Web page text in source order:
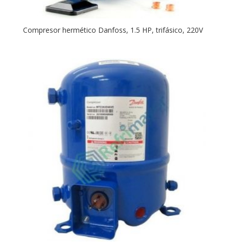
Compresor hermético Danfoss, 1.5 HP, trifásico, 220V